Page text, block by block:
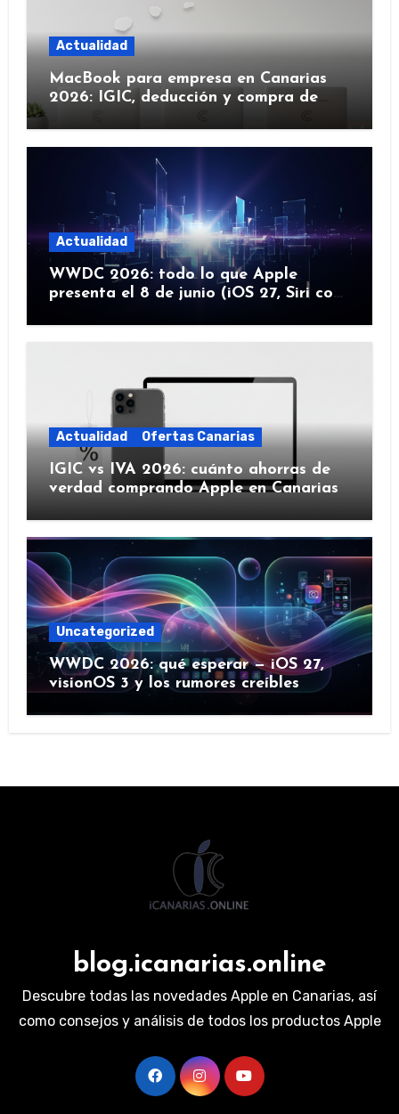
Actualidad
MacBook para empresa en Canarias
2026: IGIC, deducción y compra de
Actualidad
WWDC 2026: todo lo que Apple
presenta el 8 de junio (iOS 27, Siri con
Actualidad Ofertas Canarias
IGIC vs IVA 2026: cuánto ahorras de
verdad comprando Apple en Canarias
Uncategorized
WWDC 2026: qué esperar — iOS 27,
visionOS 3 y los rumores creíbles
blog.icanarias.online
Descubre todas las novedades Apple en Canarias, así
como consejos y análisis de todos los productos Apple